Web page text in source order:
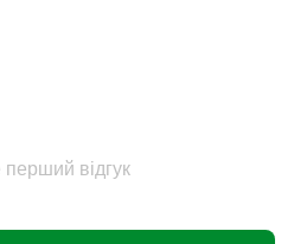
відгук